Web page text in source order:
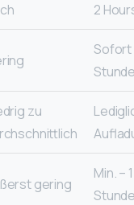
2
Sofort
zu
30 Min. – 1
Stunde
gering